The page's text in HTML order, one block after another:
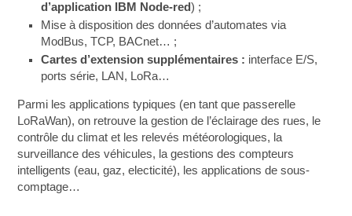
d’application IBM Node-red) ;
Mise à disposition des données d’automates via
ModBus, TCP, BACnet… ;
Cartes d’extension supplémentaires : interface E/S,
ports série, LAN, LoRa…
Parmi les applications typiques (en tant que passerelle
LoRaWan), on retrouve la gestion de l’éclairage des rues, le
contrôle du climat et les relevés météorologiques, la
surveillance des véhicules, la gestions des compteurs
intelligents (eau, gaz, electicité), les applications de sous-
comptage…